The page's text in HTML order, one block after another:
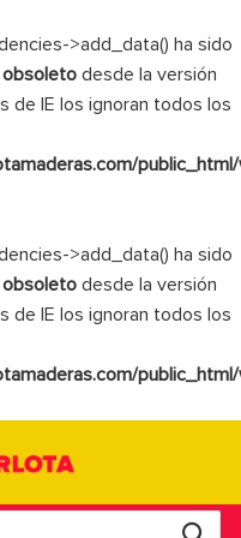
>add_data() ha sido
obsoleto desde la versión
de IE los ignoran todos los
>add_data() ha sido
obsoleto desde la versión
de IE los ignoran todos los